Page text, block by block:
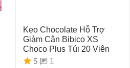
Kẹo Chocolate Hỗ Trợ
Giảm Cân Bibico XS
Choco Plus Túi 20 Viên
5
1